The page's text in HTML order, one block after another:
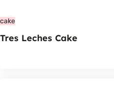
cake
Tres Leches Cake